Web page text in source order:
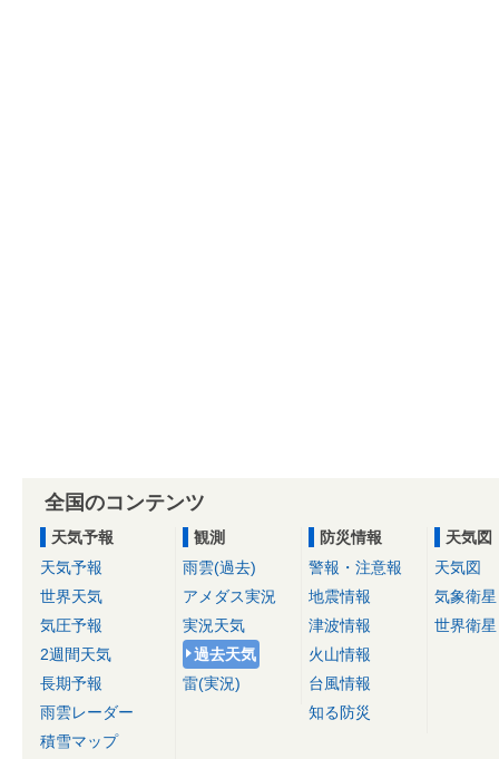
全国のコンテンツ
天気予報
天気予報
世界天気
気圧予報
2週間天気
長期予報
雨雲レーダー
積雪マップ
観測
雨雲(過去)
アメダス実況
実況天気
過去天気
雷(実況)
防災情報
警報・注意報
地震情報
津波情報
火山情報
台風情報
知る防災
天気図
天気図
気象衛星
世界衛星